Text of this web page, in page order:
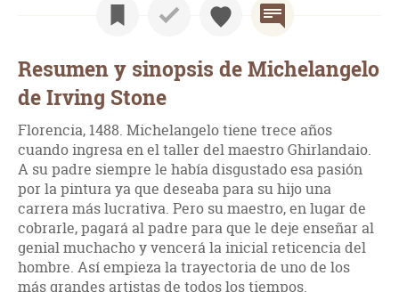
Resumen y sinopsis de Michelangelo
de Irving Stone
Florencia, 1488. Michelangelo tiene trece años
cuando ingresa en el taller del maestro Ghirlandaio.
A su padre siempre le había disgustado esa pasión
por la pintura ya que deseaba para su hijo una
carrera más lucrativa. Pero su maestro, en lugar de
cobrarle, pagará al padre para que le deje enseñar al
genial muchacho y vencerá la inicial reticencia del
hombre. Así empieza la trayectoria de uno de los
más grandes artistas de todos los tiempos.